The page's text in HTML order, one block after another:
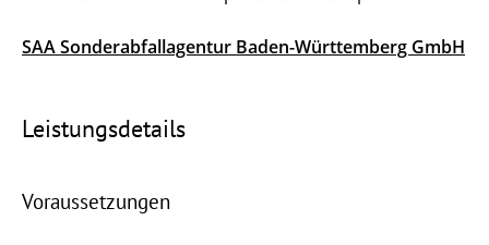
SAA Sonderabfallagentur Baden-Württemberg GmbH
Leistungsdetails
Voraussetzungen